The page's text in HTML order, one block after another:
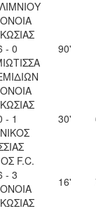
- 0
90'
- 1
30'
F.C.
- 3
16'